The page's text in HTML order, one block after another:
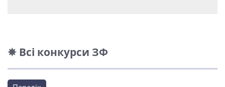
✵ Всі конкурси ЗФ